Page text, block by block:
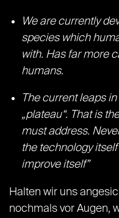
We are currently
species which
with. Has far more
humans.
The current leaps
„plateau“. That is
must address.
the technology
improve itself”
Halten wir uns
nochmals vor Augen,